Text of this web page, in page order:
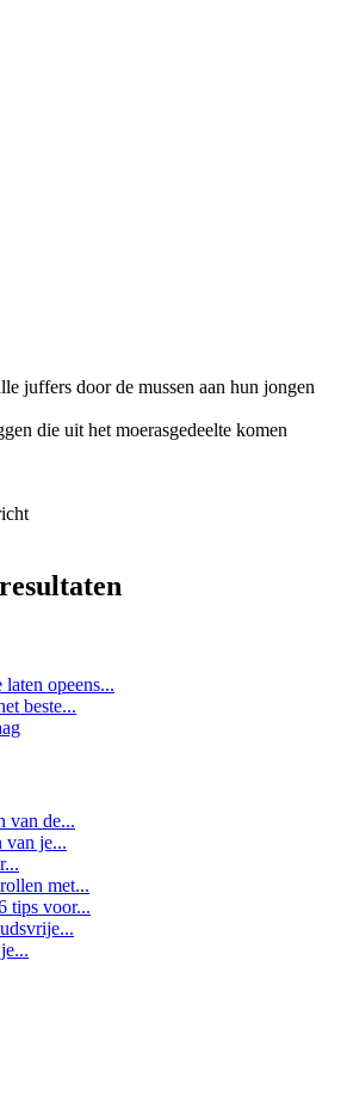
juffers door de mussen aan hun jongen
die uit het moerasgedeelte komen
opeens...
beste...
van de...
van je...
met...
tips voor...